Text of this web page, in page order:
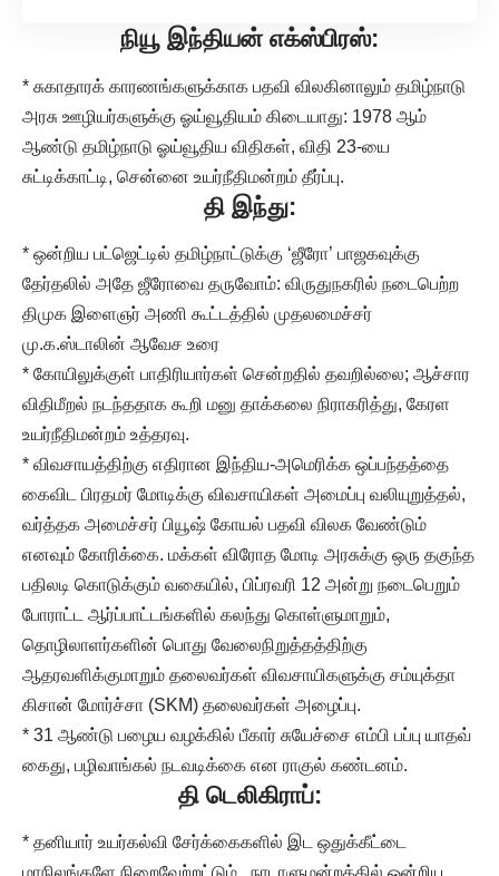
நியூ இந்தியன் எக்ஸ்பிரஸ்:
* சுகாதாரக் காரணங்களுக்காக பதவி விலகினாலும் தமிழ்நாடு
அரசு ஊழியர்களுக்கு ஓய்வூதியம் கிடையாது: 1978 ஆம்
ஆண்டு தமிழ்நாடு ஓய்வூதிய விதிகள், விதி 23-யை
சுட்டிக்காட்டி, சென்னை உயர்நீதிமன்றம் தீர்ப்பு.
தி இந்து:
* ஒன்றிய பட்ஜெட்டில் தமிழ்நாட்டுக்கு ‘ஜீரோ’ பாஜகவுக்கு
தேர்தலில் அதே ஜீரோவை தருவோம்: விருதுநகரில் நடைபெற்ற
திமுக இளைஞர் அணி கூட்டத்தில் முதலமைச்சர்
மு.க.ஸ்டாலின் ஆவேச உரை
* கோயிலுக்குள் பாதிரியார்கள் சென்றதில் தவறில்லை; ஆச்சார
விதிமீறல் நடந்ததாக கூறி மனு தாக்கலை நிராகரித்து, கேரள
உயர்நீதிமன்றம் உத்தரவு.
* விவசாயத்திற்கு எதிரான இந்திய-அமெரிக்க ஒப்பந்தத்தை
கைவிட பிரதமர் மோடிக்கு விவசாயிகள் அமைப்பு வலியுறுத்தல்,
வர்த்தக அமைச்சர் பியூஷ் கோயல் பதவி விலக வேண்டும்
எனவும் கோரிக்கை. மக்கள் விரோத மோடி அரசுக்கு ஒரு தகுந்த
பதிலடி கொடுக்கும் வகையில், பிப்ரவரி 12 அன்று நடைபெறும்
போராட்ட ஆர்ப்பாட்டங்களில் கலந்து கொள்ளுமாறும்,
தொழிலாளர்களின் பொது வேலைநிறுத்தத்திற்கு
ஆதரவளிக்குமாறும் தலைவர்கள் விவசாயிகளுக்கு சம்யுக்தா
கிசான் மோர்ச்சா (SKM) தலைவர்கள் அழைப்பு.
* 31 ஆண்டு பழைய வழக்கில் பீகார் சுயேச்சை எம்பி பப்பு யாதவ்
கைது, பழிவாங்கல் நடவடிக்கை என ராகுல் கண்டனம்.
தி டெலிகிராப்:
* தனியார் உயர்கல்வி சேர்க்கைகளில் இட ஒதுக்கீட்டை